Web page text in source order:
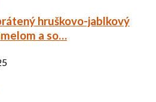
hruškovo-jablkový
a so…